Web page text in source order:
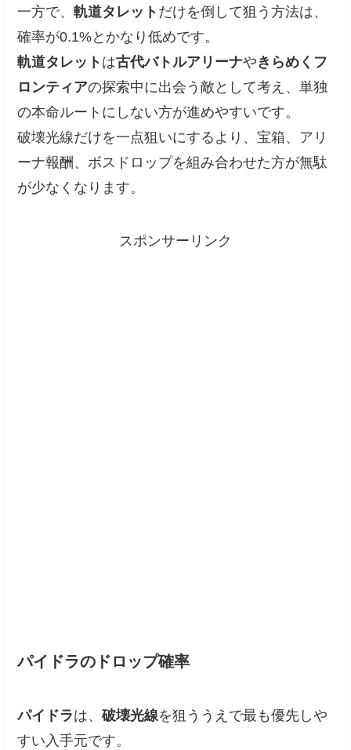
一方で、軌道タレット だけを倒して狙う方法は、
確率が0.1%とかなり低めです。
軌道タレット は古代バトルアリーナやきらめくフ
ロンティアの探索中に出会う敵として考え、単独
の本命ルートにしない方が進めやすいです。
破壊光線だけを一点狙いにするより、宝箱、アリ
ーナ報酬、ボスドロップを組み合わせた方が無駄
が少なくなります。
スポンサーリンク
パイドラのドロップ確率
パイドラは、破壊光線を狙ううえで最も優先しや
すい入手元です。